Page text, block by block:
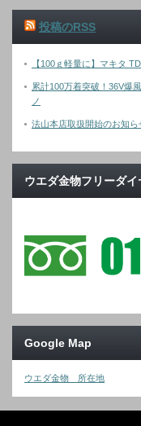
投稿のRSS
【100ｇ軽量に】マキタ
累計100万着突破！36V爆
ノ
法山本店取扱開始のお知ら
ウエダ金物フリーダイ
Google Map
ウエダ金物 所在地